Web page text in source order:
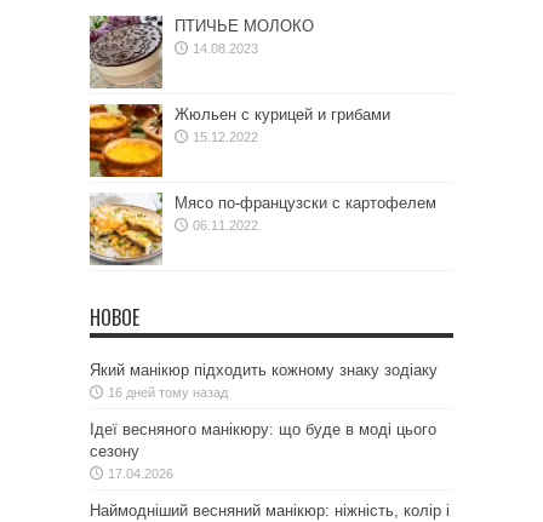
ПТИЧЬЕ МОЛОКО
14.08.2023
Жюльен с курицей и грибами
15.12.2022
Мясо по-французски с картофелем
06.11.2022
НОВОЕ
Який манікюр підходить кожному знаку зодіаку
16 дней тому назад
Ідеї весняного манікюру: що буде в моді цього
сезону
17.04.2026
Наймодніший весняний манікюр: ніжність, колір і